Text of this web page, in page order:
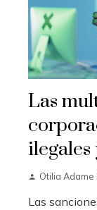
Las
Otilia Adame
Las